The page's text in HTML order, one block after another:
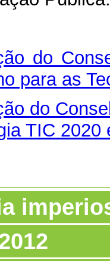
do
para as
do
TIC 2020